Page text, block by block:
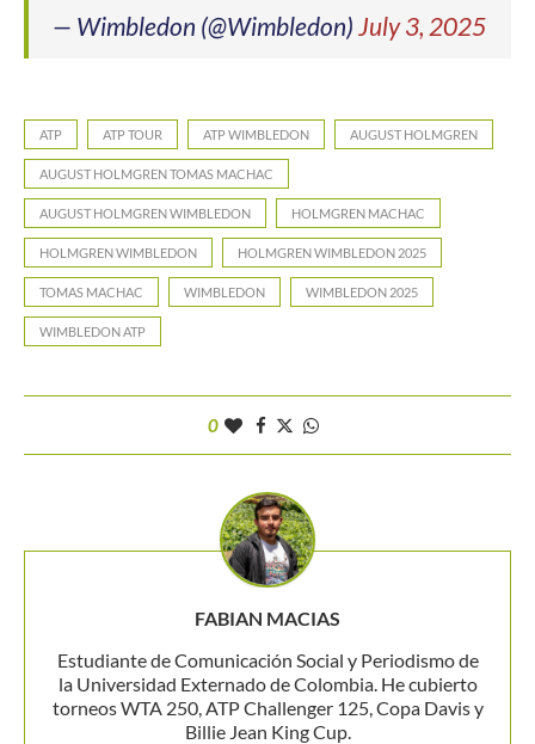
— Wimbledon (@Wimbledon) July 3, 2025
ATP ATP TOUR ATP WIMBLEDON AUGUST HOLMGREN
AUGUST HOLMGREN TOMAS MACHAC
AUGUST HOLMGREN WIMBLEDON HOLMGREN MACHAC
HOLMGREN WIMBLEDON HOLMGREN WIMBLEDON 2025
TOMAS MACHAC WIMBLEDON WIMBLEDON 2025
WIMBLEDON ATP
0
FABIAN MACIAS
Estudiante de Comunicación Social y Periodismo de
la Universidad Externado de Colombia. He cubierto
torneos WTA 250, ATP Challenger 125, Copa Davis y
Billie Jean King Cup.